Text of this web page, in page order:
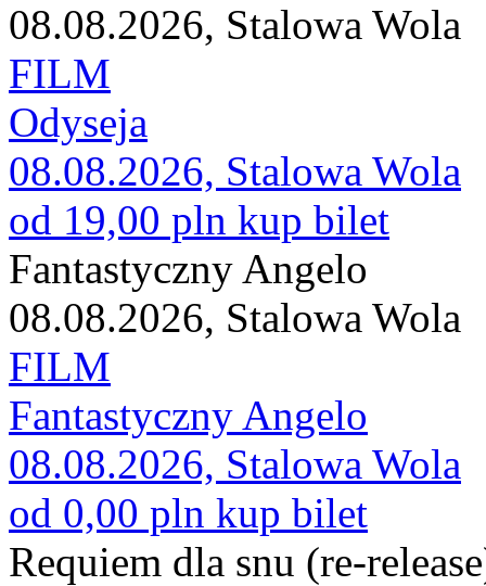
08.08.2026, Stalowa Wola
FILM
Odyseja
08.08.2026, Stalowa Wola
od 19,00 pln kup bilet
Fantastyczny Angelo
08.08.2026, Stalowa Wola
FILM
Fantastyczny Angelo
08.08.2026, Stalowa Wola
od 0,00 pln kup bilet
Requiem dla snu (re-